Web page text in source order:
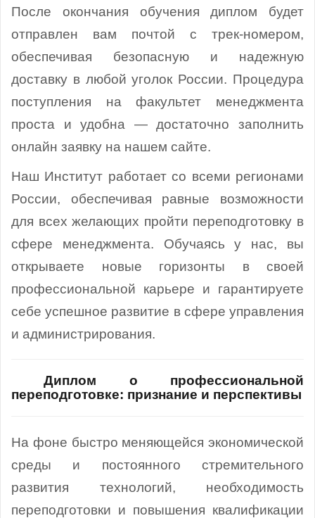
После окончания обучения диплом будет
отправлен вам почтой с трек-номером,
обеспечивая безопасную и надежную
доставку в любой уголок России. Процедура
поступления на факультет менеджмента
проста и удобна — достаточно заполнить
онлайн заявку на нашем сайте.
Наш Институт работает со всеми регионами
России, обеспечивая равные возможности
для всех желающих пройти переподготовку в
сфере менеджмента. Обучаясь у нас, вы
открываете новые горизонты в своей
профессиональной карьере и гарантируете
себе успешное развитие в сфере управления
и администрирования.
Диплом о профессиональной
переподготовке: признание и перспективы
На фоне быстро меняющейся экономической
среды и постоянного стремительного
развития технологий, необходимость
переподготовки и повышения квалификации